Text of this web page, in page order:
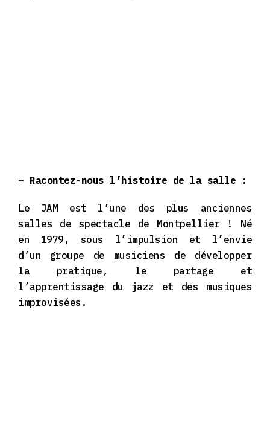
– Racontez-nous l’histoire de la salle :
Le JAM est l’une des plus anciennes
salles de spectacle de Montpellier ! Né
en 1979, sous l’impulsion et l’envie
d’un groupe de musiciens de développer
la pratique, le partage et
l’apprentissage du jazz et des musiques
improvisées.